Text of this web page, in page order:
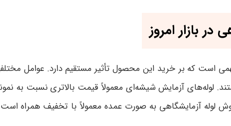
بازار امروز
است که بر خرید این محصول تأثیر مستقیم دارد. عوامل مختلفی
لوله‌های آزمایش شیشه‌ای معمولاً قیمت بالاتری نسبت به
آزمایشگاهی به صورت عمده معمولاً با تخفیف همراه است